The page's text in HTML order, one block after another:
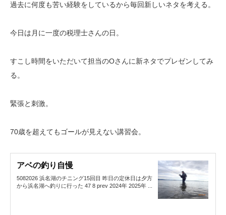
過去に何度も苦い経験をしているから毎回新しいネタを考える。
今日は月に一度の税理士さんの日。
すこし時間をいただいて担当のOさんに新ネタでプレゼンしてみ
る。
緊張と刺激。
70歳を超えてもゴールが見えない講習会。
アベの釣り自慢
5082026 浜名湖のチニング15回目 昨日の定休日は夕方
から浜名湖へ釣りに行った 47 8 prev 2024年 2025年 ...